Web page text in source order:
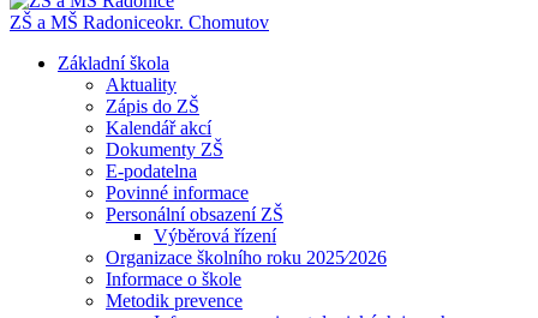
ZŠ a MŠ Radoniceokr. Chomutov
Základní škola
Aktuality
Zápis do ZŠ
Kalendář akcí
Dokumenty ZŠ
E-podatelna
Povinné informace
Personální obsazení ZŠ
Výběrová řízení
Organizace školního roku 2025⁄2026
Informace o škole
Metodik prevence